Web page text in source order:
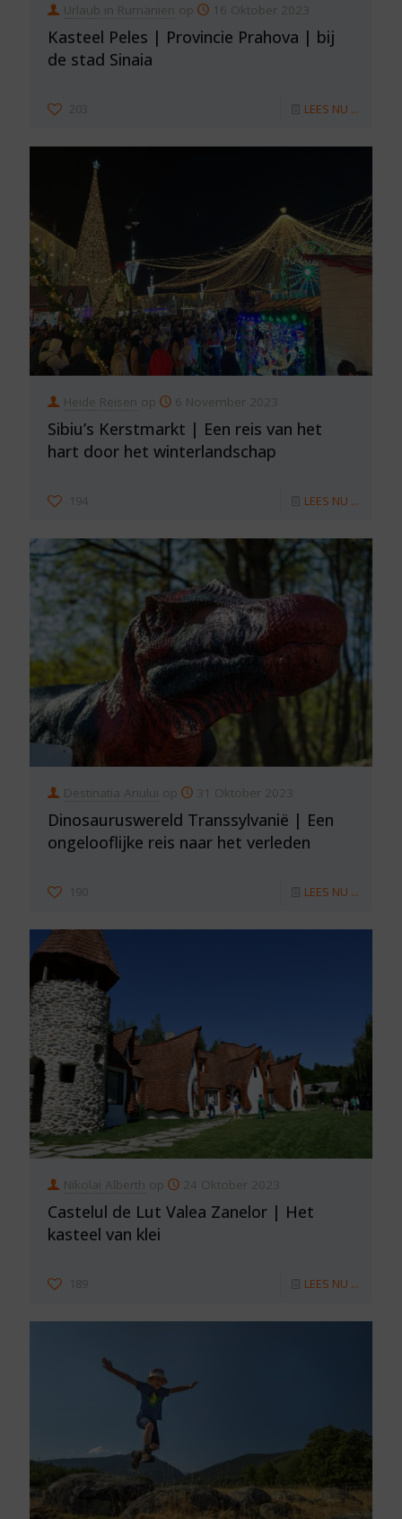
Urlaub in Rumänien op 16 Oktober 2023
Kasteel Peles | Provincie Prahova | bij
de stad Sinaia
203 LEES NU ...
Heide Reisen op 6 November 2023
Sibiu’s Kerstmarkt | Een reis van het
hart door het winterlandschap
194 LEES NU ...
Destinatia Anului op 31 Oktober 2023
Dinosauruswereld Transsylvanië | Een
ongelooflijke reis naar het verleden
190 LEES NU ...
Nikolai Alberth op 24 Oktober 2023
Castelul de Lut Valea Zanelor | Het
kasteel van klei
189 LEES NU ...